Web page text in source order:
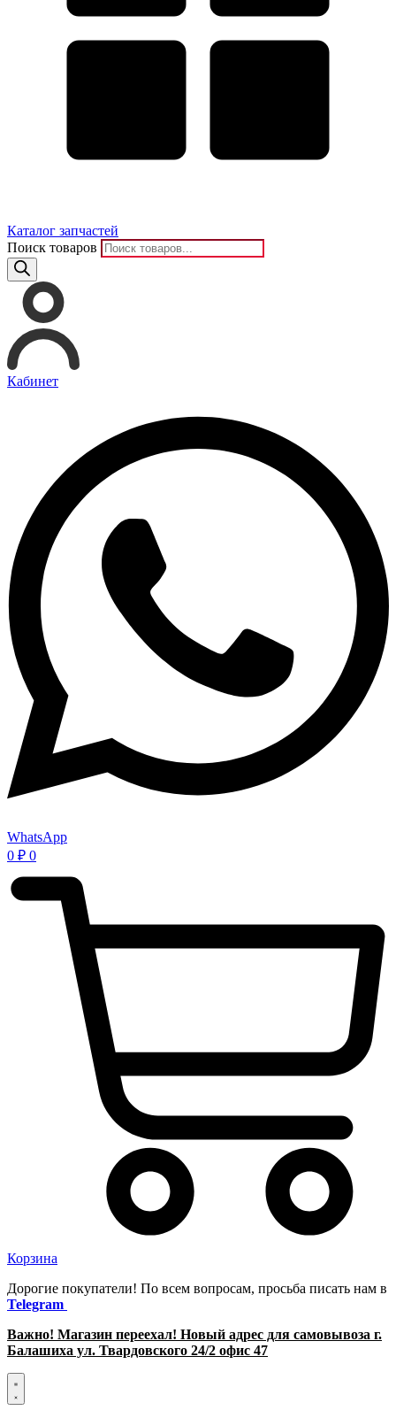
Каталог запчастей
Поиск товаров
Кабинет
WhatsApp
0 ₽ 0
Корзина
Дорогие покупатели! По всем вопросам, просьба писать нам в
Telegram
Важно! Магазин переехал! Новый адрес для самовывоза г.
Балашиха ул. Твардовского 24/2 офис 47